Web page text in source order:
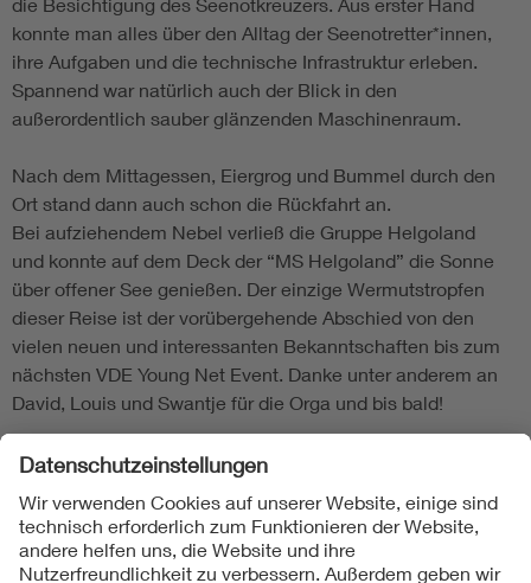
konnte man alles über den Alltag der Seenotretter*innen,
ihre Aufgaben und die technische Infrastruktur erleben.
Spannend war natürlich auch der Blick in den
außerordentlich sauber glänzenden Maschinenraum.
Nach dem Mittagessen, Eiergrog und Bummel durch den
Ort stand dann auch schon die Rückfahrt an.
Bei aufziehendem Nebel verließ die Gruppe Helgoland
und konnte auf dem Deck der “MS Helgoland” die Sonne
über offener See genießen. Der einzige Wermutstropfen
dieser Reise ist der vorübergehende Abschied von den
vielen neuen und interessanten Bekanntschaften bis zum
nächsten VDE Young Net Event. Danke unter anderem an
David, Louis und Swantje für die Orga und bis bald!
Folgen Sie uns